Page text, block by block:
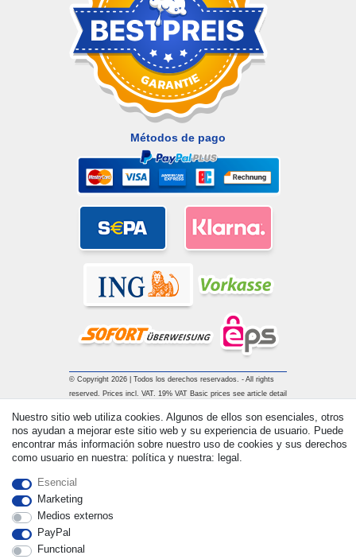
Métodos de pago
© Copyright 2026 | Todos los derechos reservados. - All rights
reserved. Prices incl. VAT. 19% VAT Basic prices see article detail
Nuestro sitio web utiliza cookies. Algunos de ellos son esenciales, otros
nos ayudan a mejorar este sitio web y su experiencia de usuario. Puede
encontrar más información sobre nuestro uso de cookies y sus derechos
como usuario en nuestra: política y nuestra: legal.
Esencial
Marketing
Medios externos
PayPal
Functional
Withdraw from contract here Contacto